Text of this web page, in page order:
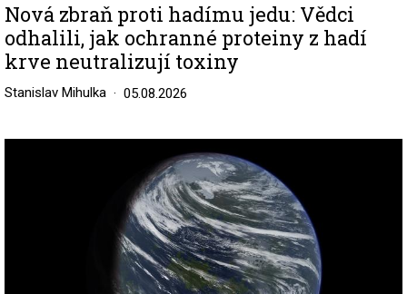
Nová zbraň proti hadímu jedu: Vědci
odhalili, jak ochranné proteiny z hadí
krve neutralizují toxiny
Stanislav Mihulka 05.08.2026